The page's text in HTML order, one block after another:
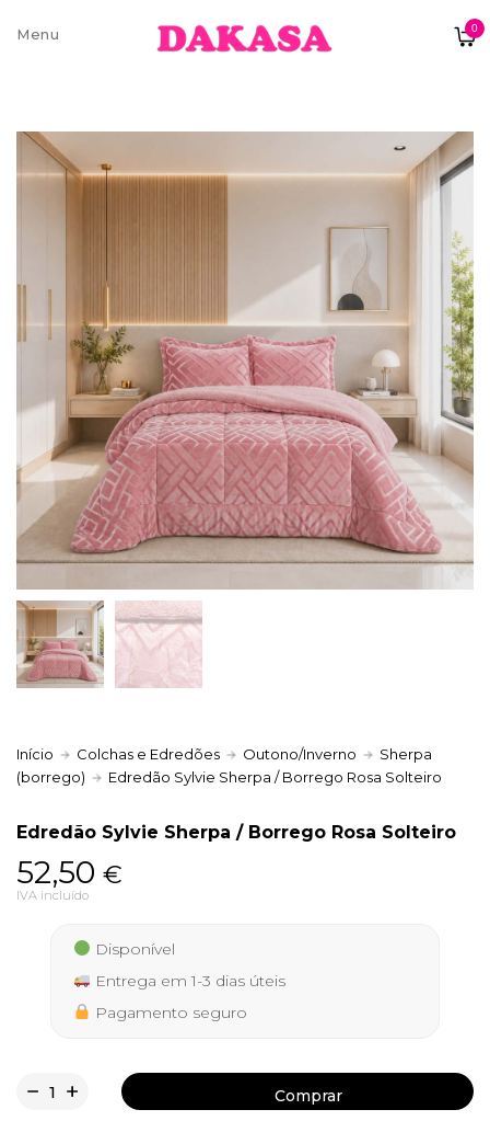
0
Sobre nós
Pagamentos e Envios
Trocas e Devoluções
Termos e condições
Política de Privacidade
Início Colchas e Edredões Outono/Inverno
Sherpa
(borrego)
Edredão Sylvie Sherpa / Borrego Rosa Solteiro
Edredão Sylvie Sherpa / Borrego Rosa Solteiro
52,50 €
IVA incluído
Disponível
Entrega em 1-3 dias úteis
Pagamento seguro
Comprar